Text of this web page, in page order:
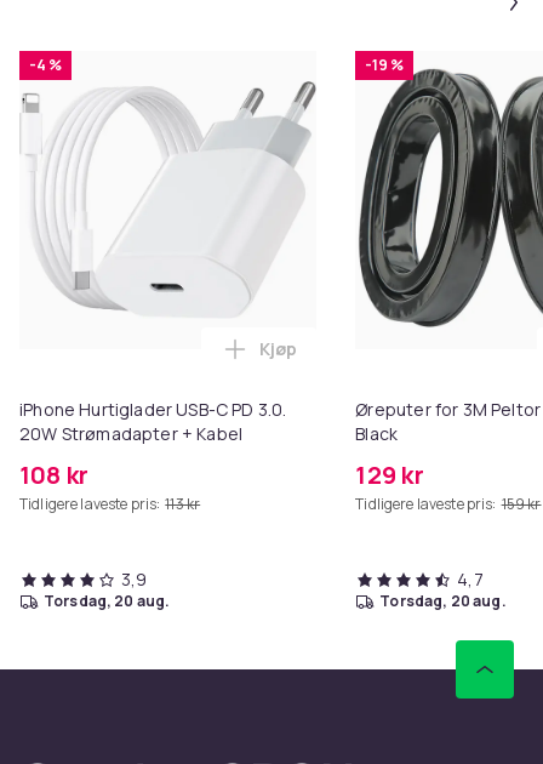
-4 %
iPhone Hurtiglader USB-C PD 3.0.
20W Strømadapter + Kabel
108 kr
Tidligere laveste pris: 113 kr
Legg iPhone Hurtiglader USB-C
Kjøp
3,9
torsdag, 20 aug.
-19 %
Øreputer for 3M Peltor
Black
129 kr
Tidligere laveste pris: 159 kr
4,7
torsdag, 20 aug.